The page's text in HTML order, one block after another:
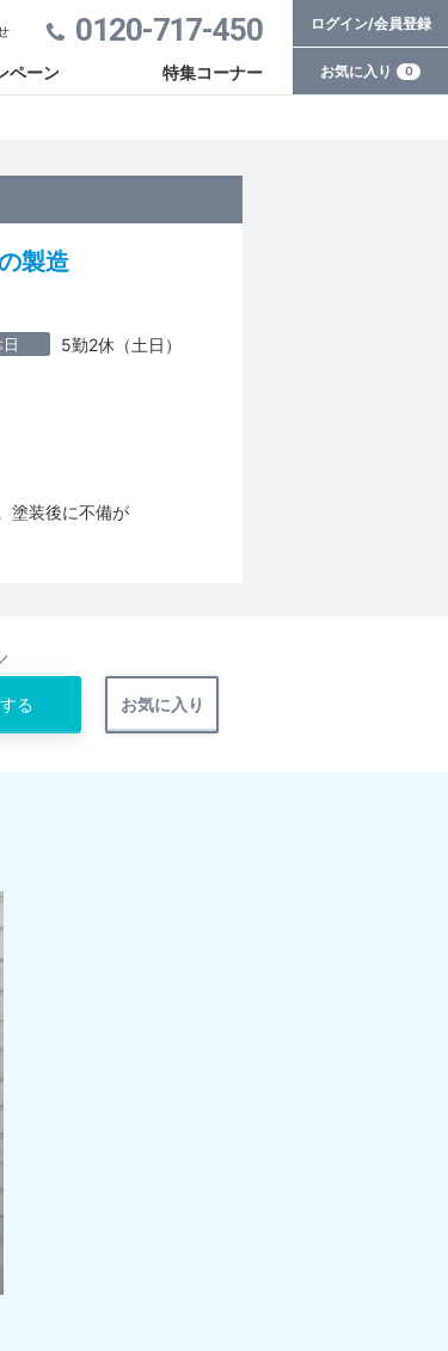
0120-717-450
ペーン 特集コーナー
ログイン/会員登録
お気に入り 0
製造
5勤2休（土日）
塗装後に不備が
る お気に入り